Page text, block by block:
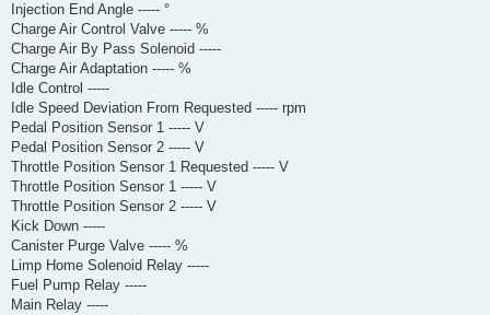
Injection End Angle ----- °
Charge Air Control Valve ----- %
Charge Air By Pass Solenoid -----
Charge Air Adaptation ----- %
Idle Control -----
Idle Speed Deviation From Requested ----- rpm
Pedal Position Sensor 1 ----- V
Pedal Position Sensor 2 ----- V
Throttle Position Sensor 1 Requested ----- V
Throttle Position Sensor 1 ----- V
Throttle Position Sensor 2 ----- V
Kick Down -----
Canister Purge Valve ----- %
Limp Home Solenoid Relay -----
Fuel Pump Relay -----
Main Relay -----